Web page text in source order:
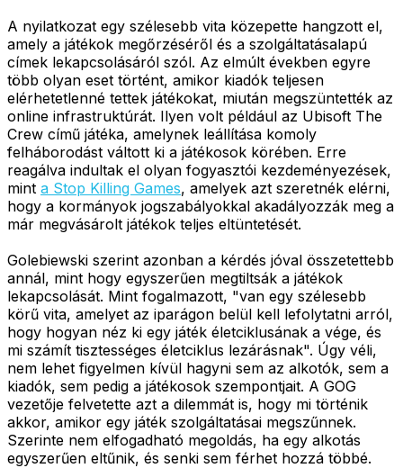
A nyilatkozat egy szélesebb vita közepette hangzott el,
amely a játékok megőrzéséről és a szolgáltatásalapú
címek lekapcsolásáról szól. Az elmúlt években egyre
több olyan eset történt, amikor kiadók teljesen
elérhetetlenné tettek játékokat, miután megszüntették az
online infrastruktúrát. Ilyen volt például az Ubisoft The
Crew című játéka, amelynek leállítása komoly
felháborodást váltott ki a játékosok körében. Erre
reagálva indultak el olyan fogyasztói kezdeményezések,
mint a Stop Killing Games, amelyek azt szeretnék elérni,
hogy a kormányok jogszabályokkal akadályozzák meg a
már megvásárolt játékok teljes eltüntetését.
Golebiewski szerint azonban a kérdés jóval összetettebb
annál, mint hogy egyszerűen megtiltsák a játékok
lekapcsolását. Mint fogalmazott, "van egy szélesebb
körű vita, amelyet az iparágon belül kell lefolytatni arról,
hogy hogyan néz ki egy játék életciklusának a vége, és
mi számít tisztességes életciklus lezárásnak". Úgy véli,
nem lehet figyelmen kívül hagyni sem az alkotók, sem a
kiadók, sem pedig a játékosok szempontjait. A GOG
vezetője felvetette azt a dilemmát is, hogy mi történik
akkor, amikor egy játék szolgáltatásai megszűnnek.
Szerinte nem elfogadható megoldás, ha egy alkotás
egyszerűen eltűnik, és senki sem férhet hozzá többé.